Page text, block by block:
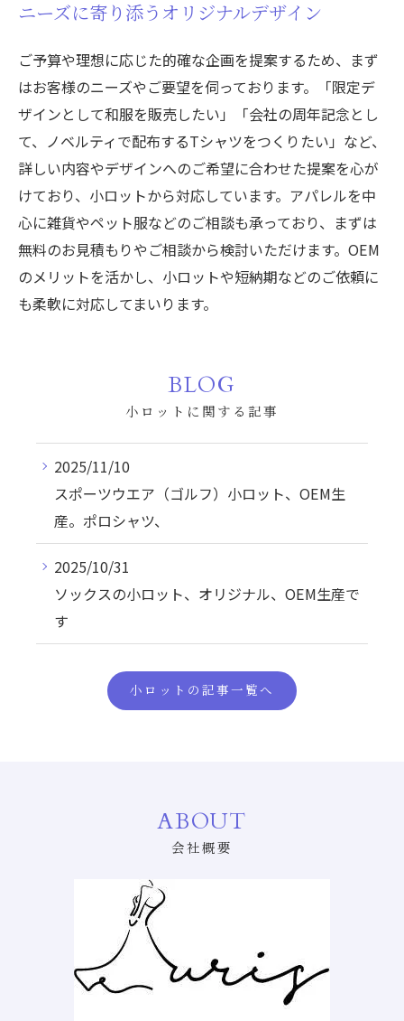
ニーズに寄り添うオリジナルデザイン
ご予算や理想に応じた的確な企画を提案するため、まず
はお客様のニーズやご要望を伺っております。「限定デ
ザインとして和服を販売したい」「会社の周年記念とし
て、ノベルティで配布するTシャツをつくりたい」など、
詳しい内容やデザインへのご希望に合わせた提案を心が
けており、小ロットから対応しています。アパレルを中
心に雑貨やペット服などのご相談も承っており、まずは
無料のお見積もりやご相談から検討いただけます。OEM
のメリットを活かし、小ロットや短納期などのご依頼に
も柔軟に対応してまいります。
BLOG
小ロットに関する記事
2025/11/10
スポーツウエア（ゴルフ）小ロット、OEM生
産。ポロシャツ、
2025/10/31
ソックスの小ロット、オリジナル、OEM生産で
す
小ロットの記事一覧へ
会社概要
ABOUT